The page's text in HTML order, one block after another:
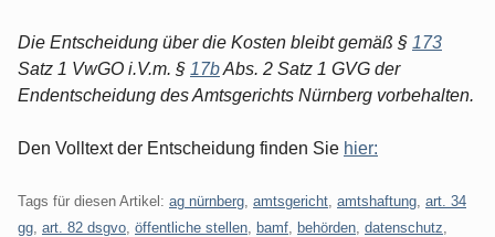
Die Entscheidung über die Kosten bleibt gemäß § 173
Satz 1 VwGO i.V.m. § 17bAbs. 2 Satz 1 GVG der
Endentscheidung des Amtsgerichts Nürnberg vorbehalten.
Den Volltext der Entscheidung finden Sie hier:
Tags für diesen Artikel: ag nürnberg amtsgericht amtshaftung art. 34
gg art. 82 dsgvo öffentliche stellen bamf behörden datenschutz